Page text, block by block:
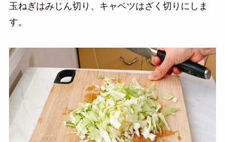
玉ねぎはみじん切り、キャベツはざく切りにしま
す。